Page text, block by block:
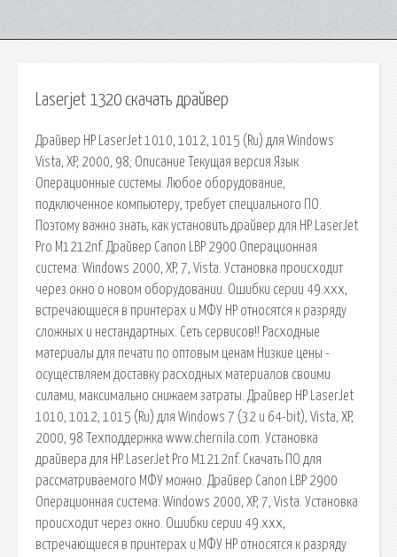
Laserjet 1320 скачать драйвер
Драйвер HP LaserJet 1010, 1012, 1015 (Ru) для Windows
Vista, XP, 2000, 98; Описание Текущая версия Язык
Операционные системы. Любое оборудование,
подключенное компьютеру, требует специального ПО.
Поэтому важно знать, как установить драйвер для HP LaserJet
Pro M1212nf. Драйвер Canon LBP 2900 Операционная
система: Windows 2000, XP, 7, Vista. Установка происходит
через окно о новом оборудовании. Ошибки серии 49.xxx,
встречающиеся в принтерах и МФУ HP относятся к разряду
сложных и нестандартных. Сеть сервисов!! Расходные
материалы для печати по оптовым ценам Низкие цены -
осуществляем доставку расходных материалов своими
силами, максимально снижаем затраты. Драйвер HP LaserJet
1010, 1012, 1015 (Ru) для Windows 7 (32 и 64-bit), Vista, XP,
2000, 98 Техподдержка www.chernila.com. Установка
драйвера для HP LaserJet Pro M1212nf. Скачать ПО для
рассматриваемого МФУ можно. Драйвер Canon LBP 2900
Операционная система: Windows 2000, XP, 7, Vista. Установка
происходит через окно. Ошибки серии 49.xxx,
встречающиеся в принтерах и МФУ HP относятся к разряду